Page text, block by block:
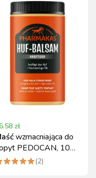
zł
wzmacniająca do
PEDOCAN, 1000
(2)